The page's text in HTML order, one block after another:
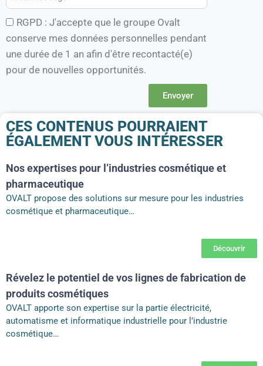
RGPD : J'accepte que le groupe Ovalt
conserve mes données personnelles pendant
une durée de 1 an afin d'être recontacté(e)
pour de nouvelles opportunités.
Envoyer
CES CONTENUS POURRAIENT
ÉGALEMENT VOUS INTÉRESSER
Nos expertises pour l’industries cosmétique et
pharmaceutique​
OVALT propose des solutions sur mesure pour les industries
cosmétique et pharmaceutique…
Découvrir
Révelez le potentiel de vos lignes de fabrication de
produits cosmétiques
OVALT apporte son expertise sur la partie électricité,
automatisme et informatique industrielle pour l’industrie
cosmétique…